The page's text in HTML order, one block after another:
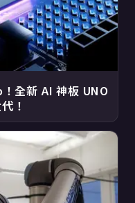
全新 AI 神板 UNO
！